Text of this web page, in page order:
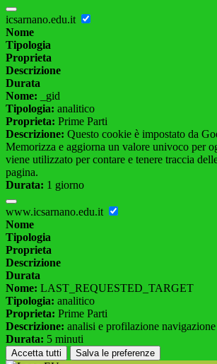
icsarnano.edu.it
Nome
Tipologia
Proprieta
Descrizione
Durata
Nome: _gid
Tipologia: analitico
Proprieta: Prime Parti
Descrizione: Questo cookie è impostato da
Memorizza e aggiorna un valore univoco per
viene utilizzato per contare e tenere traccia
pagina.
Durata: 1 giorno
www.icsarnano.edu.it
Nome
Tipologia
Proprieta
Descrizione
Durata
Nome: LAST_REQUESTED_TARGET
Tipologia: analitico
Proprieta: Prime Parti
Descrizione: analisi e profilazione
Durata: 5 minuti
Accetta tutti Salva le preferenze